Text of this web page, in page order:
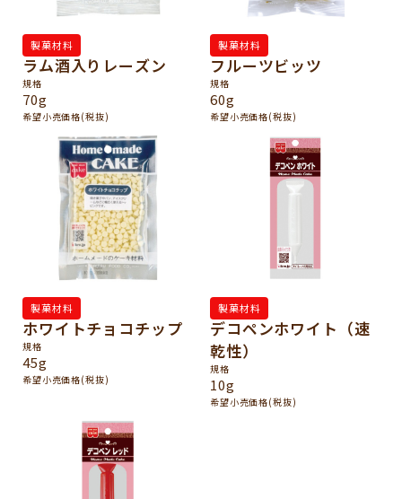
ラム酒入りレーズン
製菓材料
規格
70g
希望小売価格(税抜)
フルーツビッツ
製菓材料
規格
60g
希望小売価格(税抜)
ホワイトチョコチップ
製菓材料
規格
45g
希望小売価格(税抜)
デコペンホワイト（速
乾性）
製菓材料
規格
10g
希望小売価格(税抜)